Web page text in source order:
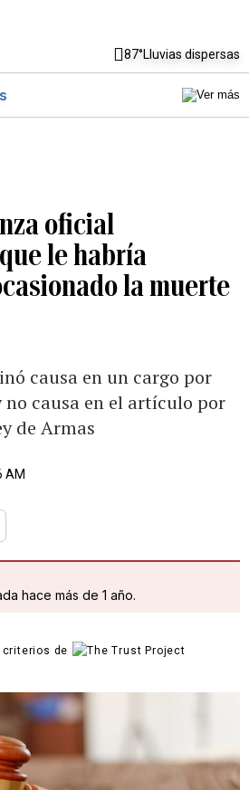
87°Lluvias dispersas
oficial
le habría
la muerte
causa en un cargo por
causa en el artículo por
de Armas
AM
hace más de 1 año.
criterios de